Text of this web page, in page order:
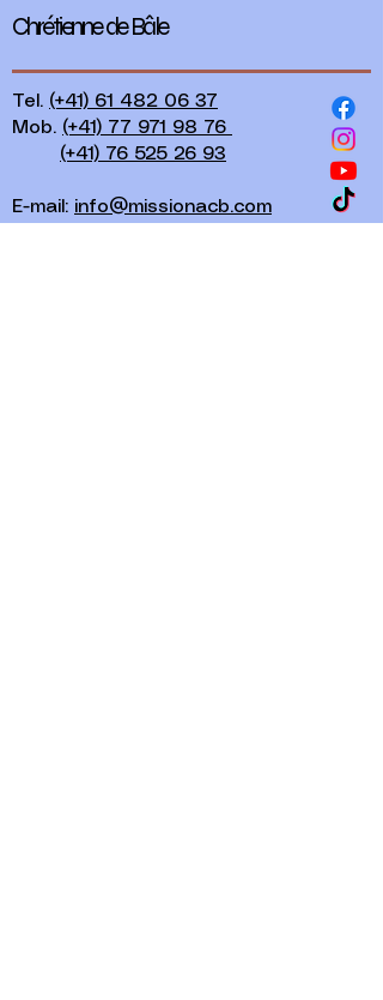
Chrétienne de Bâle
Tel. (+41) 61 482 06 37
Mob. (+41) 77 971 98 76
(+41) 76 525 26 93​
E-mail: info@missionacb.com